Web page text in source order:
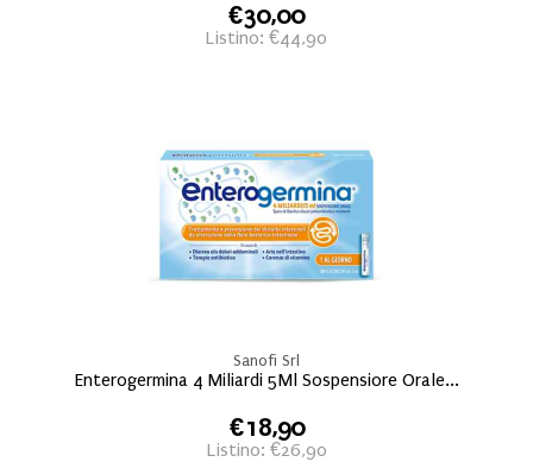
€30,00
Listino: €44,90
Sanofi Srl
Enterogermina 4 Miliardi 5Ml Sospensiore Orale...
€18,90
Listino: €26,90